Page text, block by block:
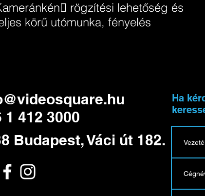
rögzítési lehetőség és
körű utómunka, fényelés
1 412 3000
Budapest, Váci út 182.
Ha